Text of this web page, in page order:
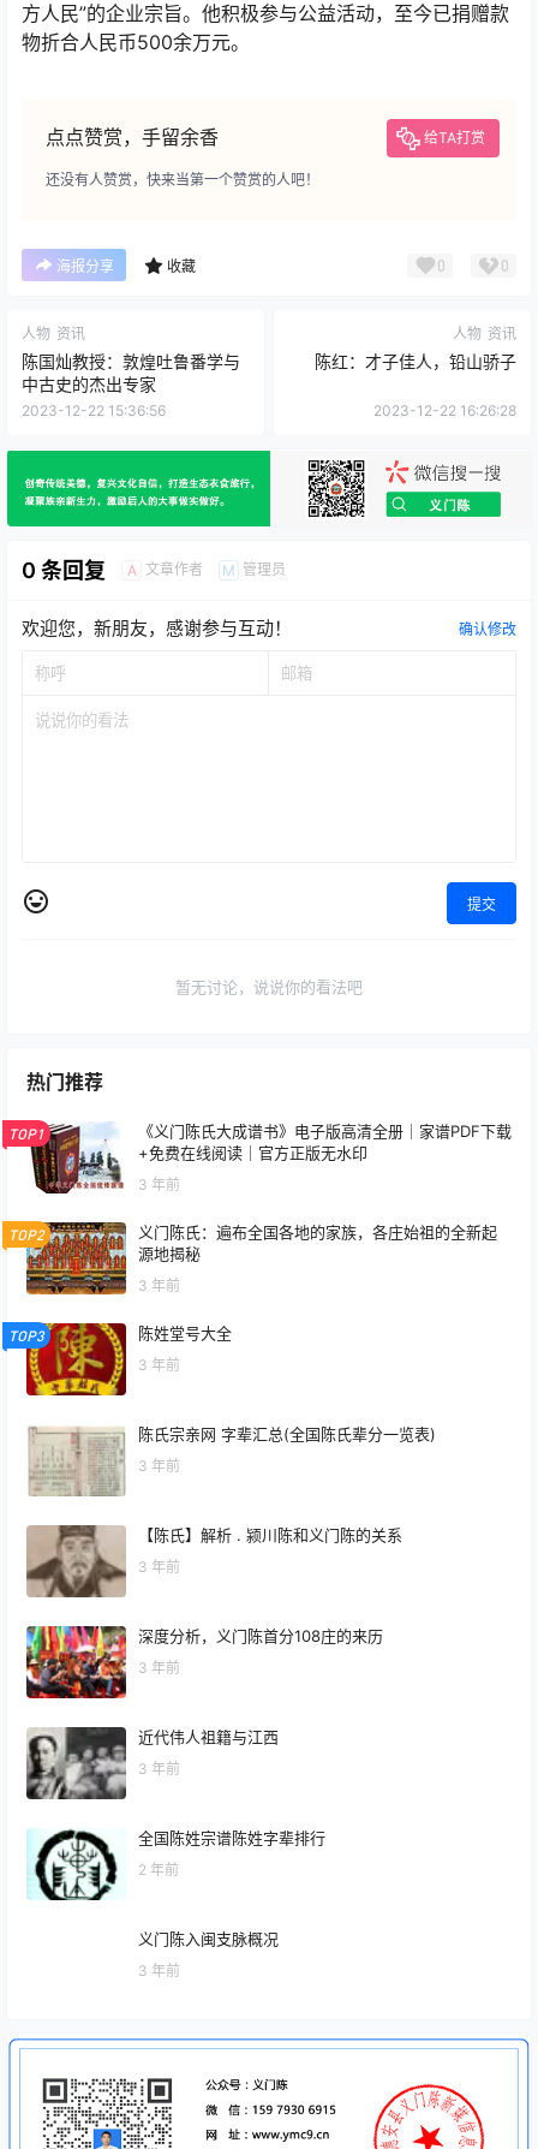
方人民”的企业宗旨。他积极参与公益活动，至今已捐赠款
物折合人民币500余万元。
点点赞赏，手留余香 给TA打赏
还没有人赞赏，快来当第一个赞赏的人吧！
海报分享 收藏 0 0
人物 资讯
陈国灿教授：敦煌吐鲁番学与
中古史的杰出专家
2023-12-22 15:36:56
人物 资讯
陈红：才子佳人，铅山骄子
2023-12-22 16:26:28
0 条回复 A 文章作者 M 管理员
欢迎您，新朋友，感谢参与互动！ 确认修改
提交
暂无讨论，说说你的看法吧
热门推荐
TOP1
《义门陈氏大成谱书》电子版高清全册｜家谱PDF下载
+免费在线阅读｜官方正版无水印
3 年前
TOP2
义门陈氏：遍布全国各地的家族，各庄始祖的全新起
源地揭秘
3 年前
TOP3 陈姓堂号大全
3 年前
陈氏宗亲网 字辈汇总(全国陈氏辈分一览表)
3 年前
【陈氏】解析 . 颍川陈和义门陈的关系
3 年前
深度分析，义门陈首分108庄的来历
3 年前
近代伟人祖籍与江西
3 年前
全国陈姓宗谱陈姓字辈排行
2 年前
义门陈入闽支脉概况
3 年前